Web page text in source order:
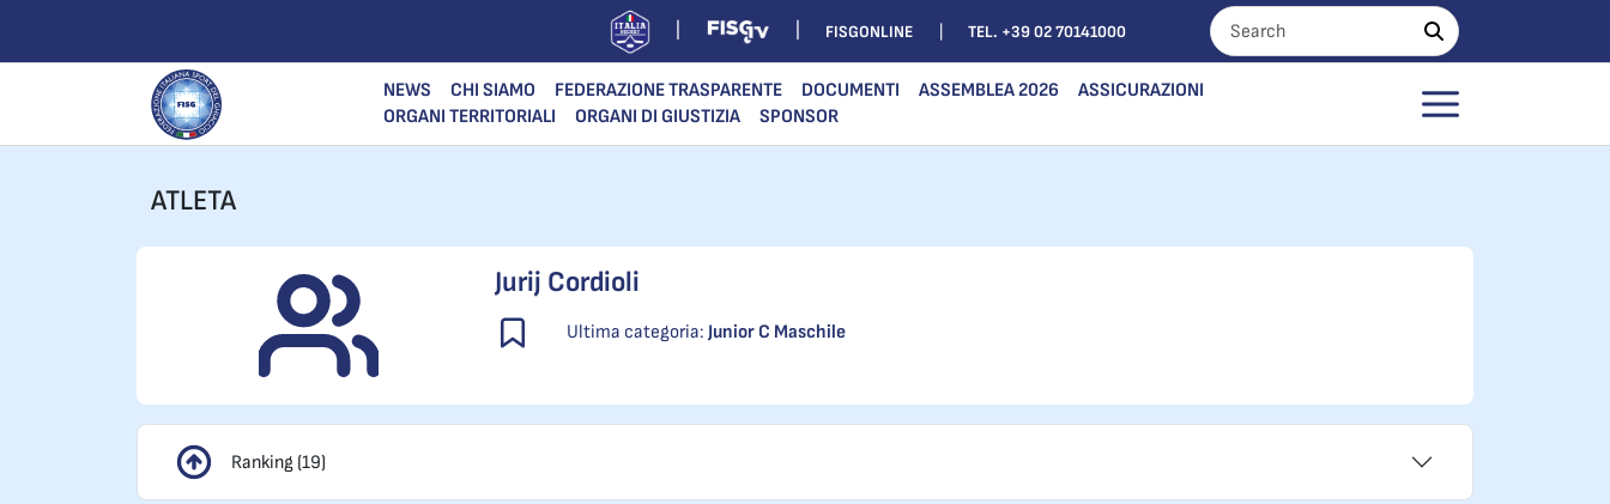
FISGONLINE TEL. +39 02 70141000
NEWS CHI SIAMO FEDERAZIONE TRASPARENTE DOCUMENTI ASSEMBLEA 2026
ASSICURAZIONI
ORGANI TERRITORIALI
ORGANI DI GIUSTIZIA SPONSOR
ATLETA
Jurij Cordioli
Ultima categoria:Junior C Maschile
Ranking (19)